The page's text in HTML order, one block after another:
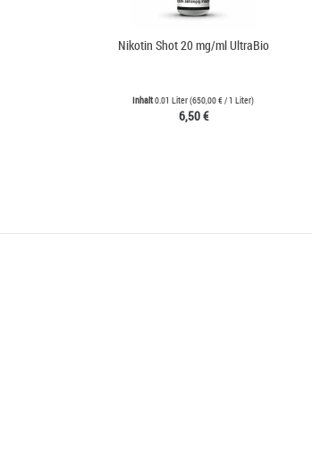
Nikotin Shot 20 mg/ml UltraBio
Inhalt0.01 Liter(650,00 € / 1 Liter)
6,50 €